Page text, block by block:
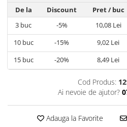
Corpuri de iluminat
Lampi de veghe
Articole si, Echipamente pentru
Transport şi Ridicat
Pelerine, Umbrele si Accesorii
Videoproiectoare
Accesorii Auto
Accesorii Auto
De la
Discount Pret/ buc
3 buc -5% 10,08 Lei
10buc -15% 9,02 Lei
15buc -20% 8,49 Lei
Cod Produs:
Ai nevoie de ajutor?
Adauga la Favorite